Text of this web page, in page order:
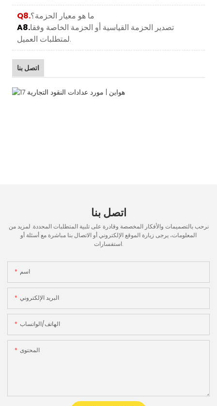
Q8.ما هو معيار الحزمة؟
A8.تصدير الحزمة القياسية أو الحزمة الخاصة وفقا
لمتطلبات العميل.
اتصل بنا
اتصل بنا
نرحب بالتصميمات والأفكار المخصصة وقادرة على تلبية المتطلبات المحددة. لمزيد من
المعلومات، يرجى زيارة الموقع الإلكتروني أو الاتصال بنا مباشرة مع أسئلة أو
استفسارات.
اسم
البريد الإلكتروني
الهاتف/الواتساب
المحتوى